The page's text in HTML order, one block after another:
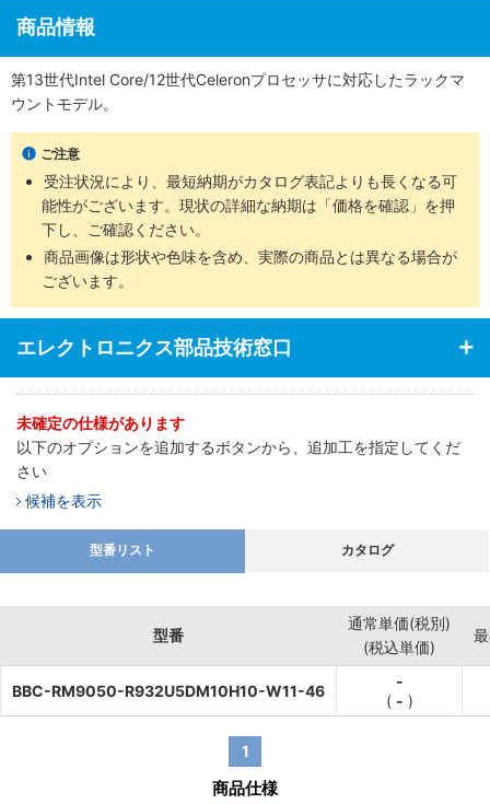
商品情報
第13世代Intel Core/12世代Celeronプロセッサに対応したラックマ
ウントモデル。
ご注意
受注状況により、最短納期がカタログ表記よりも長くなる可
能性がございます。現状の詳細な納期は「価格を確認」を押
下し、ご確認ください。
商品画像は形状や色味を含め、実際の商品とは異なる場合が
ございます。
エレクトロニクス部品技術窓口
未確定の仕様があります
以下のオプションを追加するボタンから、追加工を指定してくだ
さい
候補を表示
型番リスト カタログ
型番
通常単価(税別)
(税込単価)
BBC-RM9050-R932U5DM10H10-W11-46
-
( - )
1
商品仕様